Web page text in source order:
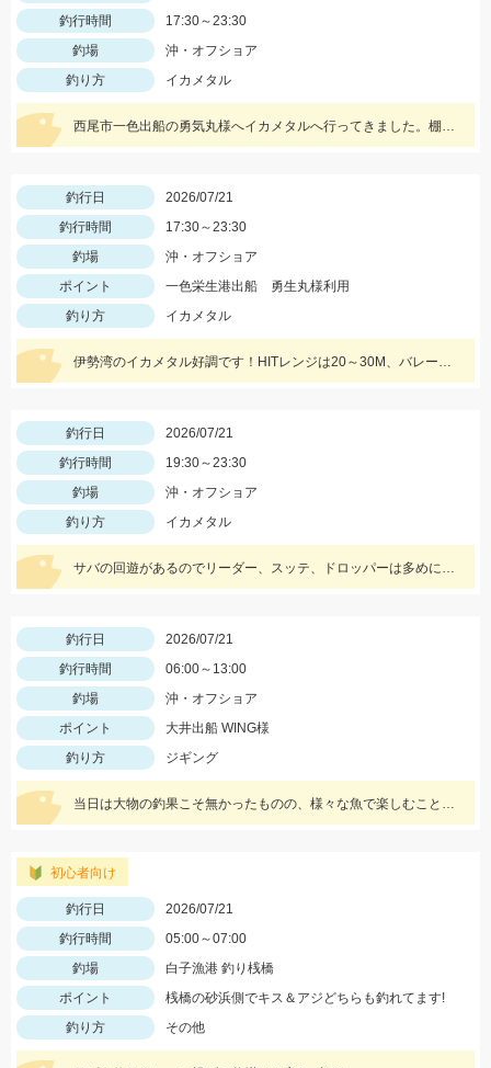
釣行時間
17:30～23:30
釣場
沖・オフショア
釣り方
イカメタル
西尾市一色出船の勇気丸様へイカメタルへ行ってきました。棚は30ｍ～20ｍメタルスッテは15号～20号がオススメ。
釣行日
2026/07/21
釣行時間
17:30～23:30
釣場
沖・オフショア
ポイント
一色栄生港出船 勇生丸様利用
釣り方
イカメタル
伊勢湾のイカメタル好調です！HITレンジは20～30M、バレーヒルミニリンやボーズレスTG服部などが良かったです！
釣行日
2026/07/21
釣行時間
19:30～23:30
釣場
沖・オフショア
釣り方
イカメタル
サバの回遊があるのでリーダー、スッテ、ドロッパーは多めに持って行きましょう♪
釣行日
2026/07/21
釣行時間
06:00～13:00
釣場
沖・オフショア
ポイント
大井出船 WING様
釣り方
ジギング
当日は大物の釣果こそ無かったものの、様々な魚で楽しむことが出来ました!!
初心者向け
釣行日
2026/07/21
釣行時間
05:00～07:00
釣場
白子漁港 釣り桟橋
ポイント
桟橋の砂浜側でキス＆アジどちらも釣れてます!
釣り方
その他